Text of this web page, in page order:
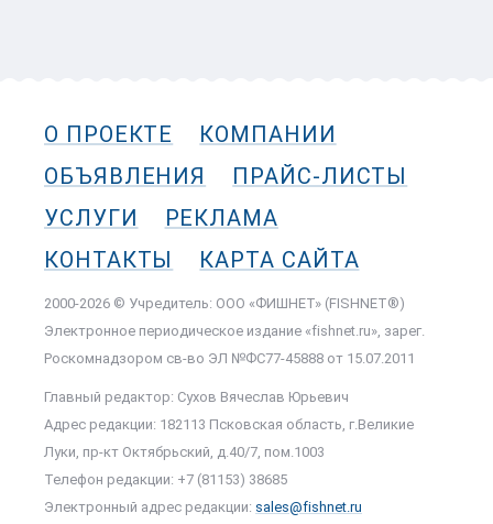
О ПРОЕКТЕ
КОМПАНИИ
ОБЪЯВЛЕНИЯ
ПРАЙС-ЛИСТЫ
УСЛУГИ
РЕКЛАМА
КОНТАКТЫ
КАРТА САЙТА
2000-2026 © Учредитель: ООО «ФИШНЕТ» (FISHNET®)
Электронное периодическое издание «fishnet.ru», зарег.
Роскомнадзором cв-во ЭЛ №ФС77-45888 от 15.07.2011
Главный редактор: Сухов Вячеслав Юрьевич
Адрес редакции: 182113 Псковская область, г.Великие
Луки, пр-кт Октябрьский, д.40/7, пом.1003
Телефон редакции: +7 (81153) 38685
Электронный адрес редакции: sales@fishnet.ru